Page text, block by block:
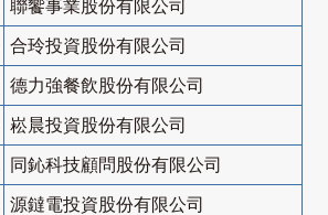
聯饗事業股份有限公司
合玲投資股份有限公司
德力強餐飲股份有限公司
崧晨投資股份有限公司
同鈊科技顧問股份有限公司
源鐽電投資股份有限公司